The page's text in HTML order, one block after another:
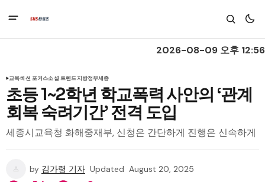
2026-08-09 오후 12:56
교육섹션 포커스소셜 트렌드지방정부세종
초등 1~2학년 학교폭력 사안의 ‘관계
회복 숙려기간’ 전격 도입
세종시교육청 화해중재부, 신청은 간단하게 진행은 신속하게
by 김가령 기자 Updated August 20, 2025